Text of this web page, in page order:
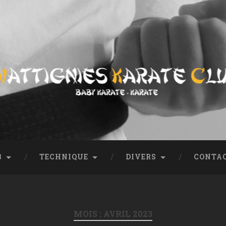
coordonnées, tout sur le club.
TECHNIQUE DIVERS
MOIS : AVRIL 2023